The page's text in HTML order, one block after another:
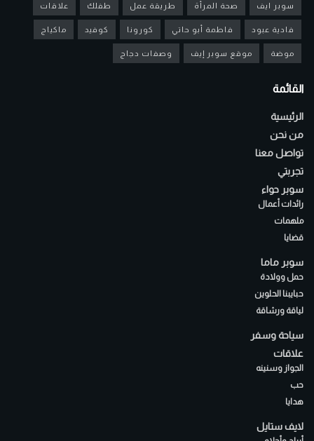
سوبر ايف صحة المرأة طريقة عمل طفلك علاقات
فادية عبود فاطمة أبو حاتي كورونا كوفيد ماكياج
موضة موقع سوبر إيف وصفات دجاج
القائمة
الرئيسية
من نحن
تواصل معنا
تجربتي
سوبر حواء
رائدات أعمال
ملهمات
قضايا
سوبر ماما
حمل وولادة
حبايبنا الحلوين
لياقة ورشاقة
سياحة وسفر
علاقات
الجواز وسنينه
حب
هدايا
لايف ستايل